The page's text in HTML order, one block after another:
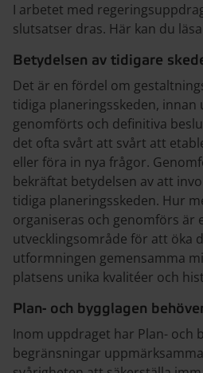
I arbetet med
slutsatser dras. Här kan du
Betydelsen av tidigare
Det är en fördel om
tidiga planeringsskeden,
genomförts och definitiva
det ofta svårt att svårt att
eller föra in nya frågor.
bekräftat betydelsen av att
tidiga planeringsskeden. Hur
organiseras och genomförs är
utvecklingsområde för att öka
utformningen gemensamma
platsens unika kvalitéer och
Plan- och bygglagen
Inom uppdraget har Plan- och
begränsningar